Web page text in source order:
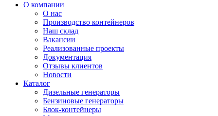
О компании
О нас
Производство контейнеров
Наш склад
Вакансии
Реализованные проекты
Документация
Отзывы клиентов
Новости
Каталог
Дизельные генераторы
Бензиновые генераторы
Блок-контейнеры